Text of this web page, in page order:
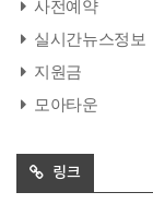
사전예약
실시간뉴스정보
지원금
모아타운
링크